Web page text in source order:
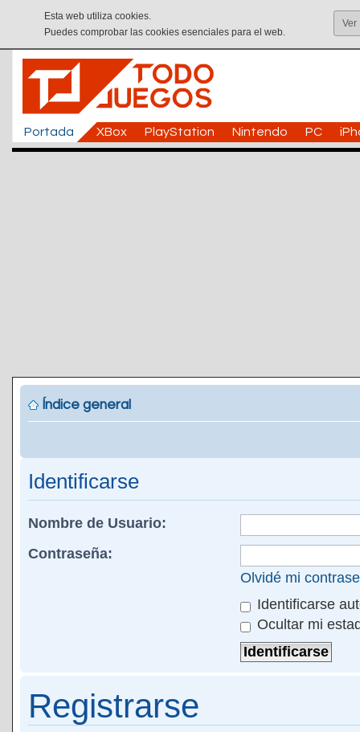
Esta web utiliza cookies.
Puedes comprobar las cookies esenciales para el web.
Ver
Portada XBox PlayStation Nintendo PC
Índice general
Identificarse
Nombre de Usuario:
Contraseña:
Olvidé mi
Identificarse
Ocultar mi
Registrarse